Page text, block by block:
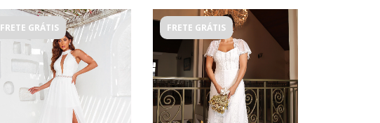
FRETE GRÁTIS FRETE GRÁTIS